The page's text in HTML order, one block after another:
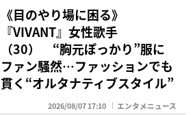
《目のやり場に困る》
『VIVANT』女性歌手
（30） “胸元ぽっかり”服に
ファン騒然…ファッションでも
貫く“オルタナティブスタイル”
2026/08/07 17:10 エンタメニュース